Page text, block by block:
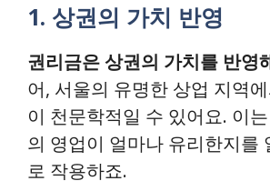
1. 상권의 가치 반영
권리금은 상권의 가치를 반영
어, 서울의 유명한 상업 지역
이 천문학적일 수 있어요. 이
의 영업이 얼마나 유리한지를
로 작용하죠.